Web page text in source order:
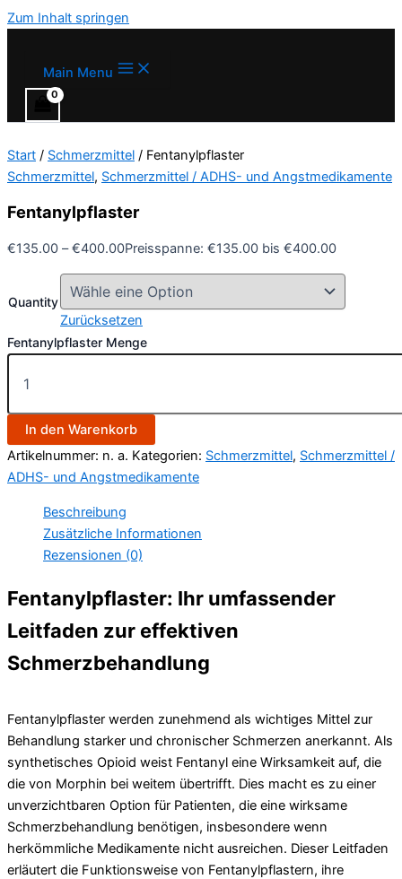
Zum Inhalt springen
Main Menu
Start / Schmerzmittel / Fentanylpflaster
Schmerzmittel, Schmerzmittel / ADHS- und Angstmedikamente
Fentanylpflaster
€135.00 –€400.00Preisspanne: €135.00 bis €400.00
Quantity
Zurücksetzen
Fentanylpflaster Menge
In den Warenkorb
Artikelnummer: n. a. Kategorien: Schmerzmittel, Schmerzmittel /
ADHS- und Angstmedikamente
Beschreibung
Zusätzliche Informationen
Rezensionen (0)
Fentanylpflaster: Ihr umfassender
Leitfaden zur effektiven
Schmerzbehandlung
Fentanylpflaster werden zunehmend als wichtiges Mittel zur
Behandlung starker und chronischer Schmerzen anerkannt. Als
synthetisches Opioid weist Fentanyl eine Wirksamkeit auf, die
die von Morphin bei weitem übertrifft. Dies macht es zu einer
unverzichtbaren Option für Patienten, die eine wirksame
Schmerzbehandlung benötigen, insbesondere wenn
herkömmliche Medikamente nicht ausreichen. Dieser Leitfaden
erläutert die Funktionsweise von Fentanylpflastern, ihre